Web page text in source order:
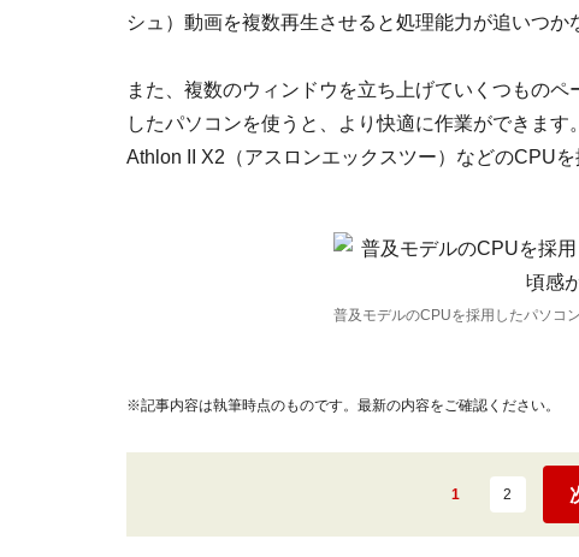
シュ）動画を複数再生させると処理能力が追いつか
また、複数のウィンドウを立ち上げていくつもの
したパソコンを使うと、より快適に作業ができま
Athlon II X2（アスロンエックスツー）などのCPUを
普及モデルのCPUを採用したパソコ
※記事内容は執筆時点のものです。最新の内容をご確認ください。
1 2